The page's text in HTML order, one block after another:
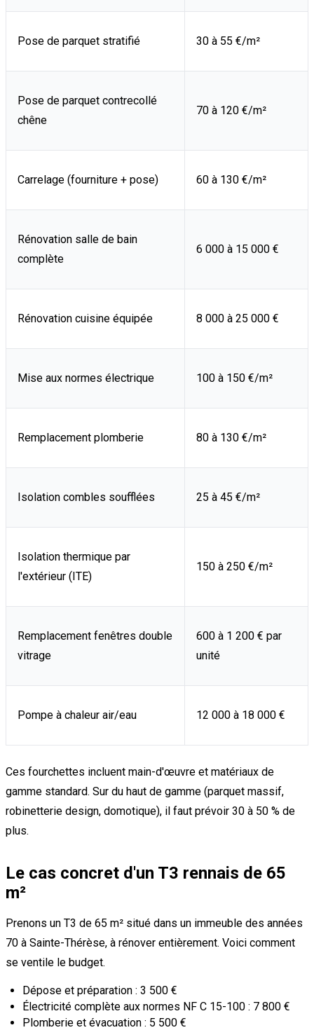
Pose de parquet stratifié 30 à 55 €/m²
Pose de parquet contrecollé
chêne
70 à 120 €/m²
Carrelage (fourniture + pose) 60 à 130 €/m²
Rénovation salle de bain
complète
6 000 à 15 000 €
Rénovation cuisine équipée 8 000 à 25 000 €
Mise aux normes électrique 100 à 150 €/m²
Remplacement plomberie 80 à 130 €/m²
Isolation combles soufflées 25 à 45 €/m²
Isolation thermique par
l'extérieur (ITE)
150 à 250 €/m²
Remplacement fenêtres double
vitrage
600 à 1 200 € par
unité
Pompe à chaleur air/eau 12 000 à 18 000 €
Ces fourchettes incluent main-d'œuvre et matériaux de
gamme standard. Sur du haut de gamme (parquet massif,
robinetterie design, domotique), il faut prévoir 30 à 50 % de
plus.
Le cas concret d'un T3 rennais de 65
m²
Prenons un T3 de 65 m² situé dans un immeuble des années
70 à Sainte-Thérèse, à rénover entièrement. Voici comment
se ventile le budget.
Dépose et préparation : 3 500 €
Électricité complète aux normes NF C 15-100 : 7 800 €
Plomberie et évacuation : 5 500 €